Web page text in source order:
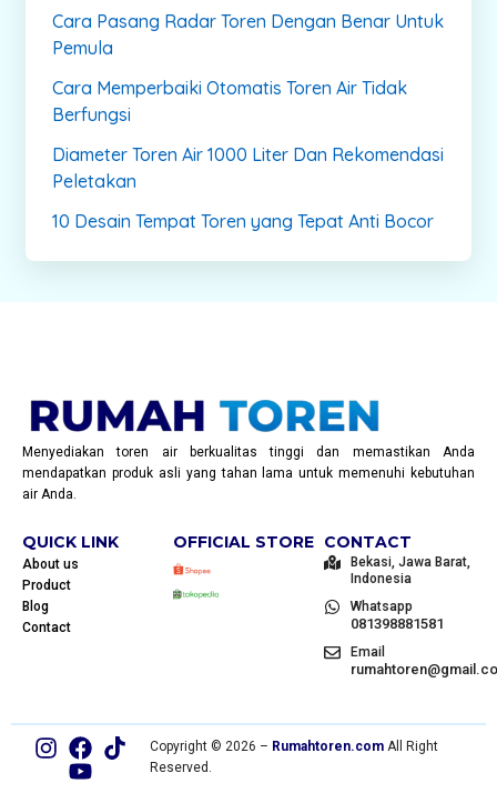
Cara Pasang Radar Toren Dengan Benar Untuk
Pemula
Cara Memperbaiki Otomatis Toren Air Tidak
Berfungsi
Diameter Toren Air 1000 Liter Dan Rekomendasi
Peletakan
10 Desain Tempat Toren yang Tepat Anti Bocor
Menyediakan toren air berkualitas tinggi dan memastikan Anda
mendapatkan produk asli yang tahan lama untuk memenuhi kebutuhan
air Anda.
QUICK LINK
About us
Product
Blog
Contact
OFFICIAL STORE CONTACT
Bekasi, Jawa Barat,
Indonesia
Whatsapp
081398881581
Email
Copyright © 2026 – Rumahtoren.comAll Right
Reserved.